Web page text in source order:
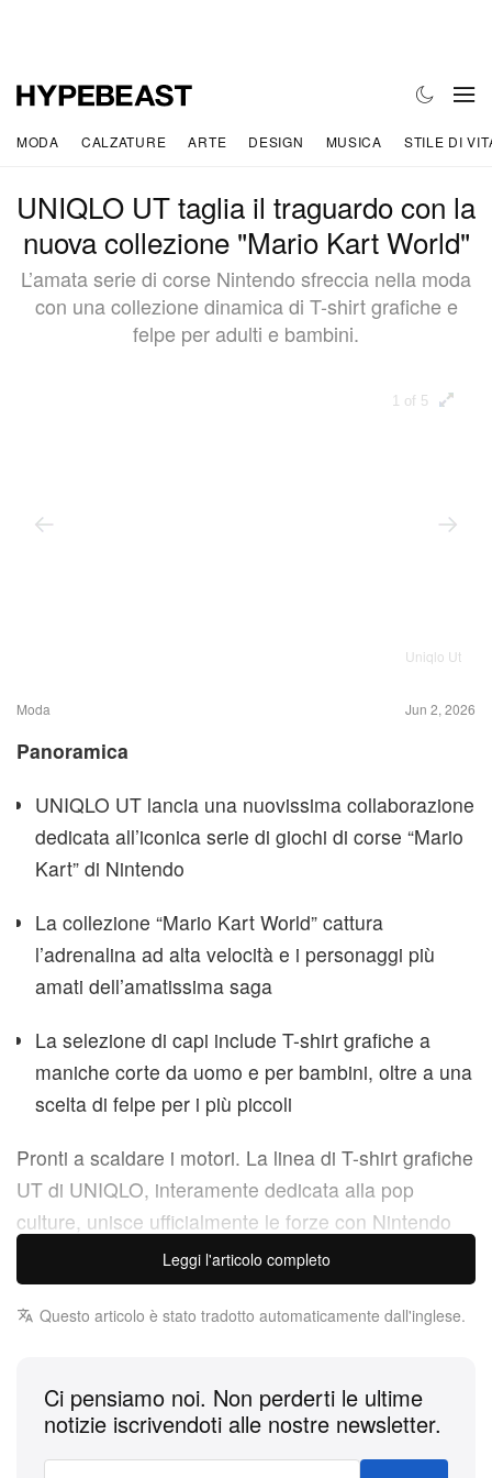
MODA CALZATURE ARTE DESIGN MUSICA STILE DI
UNIQLO UT taglia il traguardo con la
nuova collezione "Mario Kart World"
L’amata serie di corse Nintendo sfreccia nella moda
con una collezione dinamica di T-shirt grafiche e
felpe per adulti e bambini.
1 of 5
Uniqlo Ut
Moda Jun 2, 2026
Panoramica
UNIQLO UT lancia una nuovissima collaborazione
dedicata all’iconica serie di giochi di corse “Mario
Kart” di Nintendo
La collezione “Mario Kart World” cattura
l’adrenalina ad alta velocità e i personaggi più
amati dell’amatissima saga
La selezione di capi include T-shirt grafiche a
maniche corte da uomo e per bambini, oltre a una
scelta di felpe per i più piccoli
Pronti a scaldare i motori. La linea di T-shirt grafiche
UT di UNIQLO, interamente dedicata alla pop
culture, unisce ufficialmente le forze con Nintendo
per lanciare una specialeMario Kart
Worldcollection. Celebrando l’azione ad alta
velocità, gli oggetti imprevedibili e il cast di
del circuito direttamente nel guardaroba. Che tu sia
Leggi l'articolo completo
Questo articolo è stato tradotto automaticamente dall'inglese.
Ci pensiamo noi. Non perderti le ultime
notizie iscrivendoti alle nostre newsletter.